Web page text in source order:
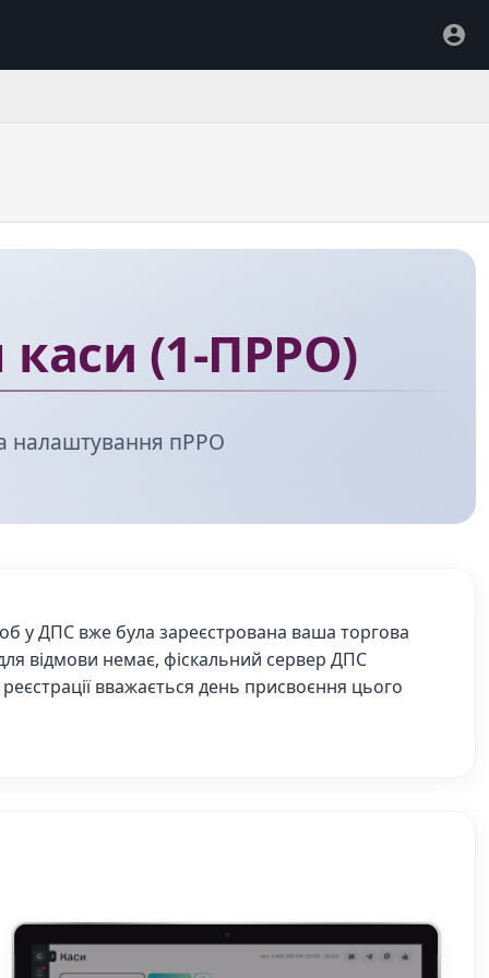
каси (1-ПРРО)
налаштування пРРО
у ДПС вже була зареєстрована ваша торгова
відмови немає, фіскальний сервер ДПС
вважається день присвоєння цього